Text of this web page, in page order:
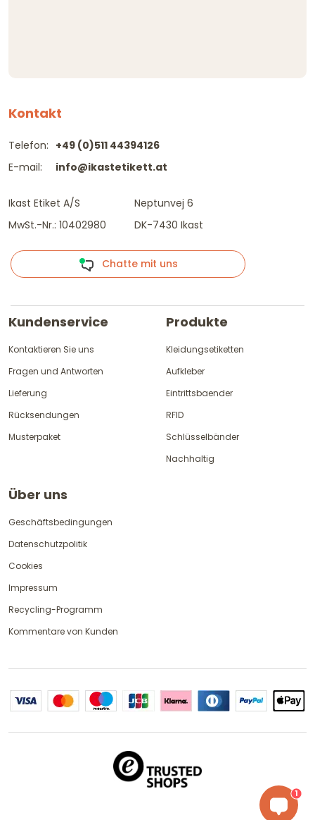
Kontakt
Telefon:
E-mail:
+49 (0)511 44394126
info@ikastetikett.at
Ikast Etiket A/S
MwSt.-Nr.: 10402980
Neptunvej 6
DK-7430 Ikast
Chatte mit uns
Kundenservice
Kontaktieren Sie uns
Fragen und Antworten
Lieferung
Rücksendungen
Musterpaket
Produkte
Kleidungsetiketten
Aufkleber
Eintrittsbaender
RFID
Schlüsselbänder
Nachhaltig
Über uns
Geschäftsbedingungen
Datenschutzpolitik
Cookies
Impressum
Recycling-Programm
Kommentare von Kunden
1